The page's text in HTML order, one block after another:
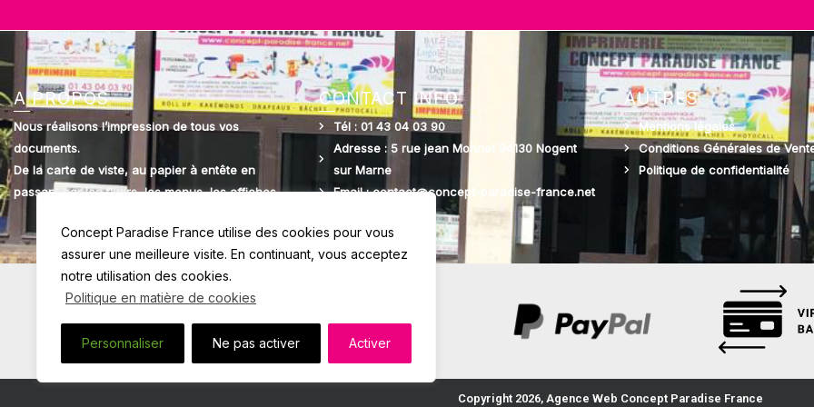
Concept Paradise France utilise des cookies pour vous
assurer une meilleure visite. En continuant, vous acceptez
notre utilisation des cookies.
Politique en matière de cookies
Personnaliser Ne pas activer Activer
A PROPOS
Nous réalisons l’impression de tous vos
documents.
De la carte de viste, au papier à entête en
passant par les flyers, les menus, les affiches…
CONTACT INFO
Tél : 01 43 04 03 90
Adresse : 5 rue jean Monnet 94130 Nogent
sur Marne
Email : contact@concept-paradise-france.net
AUTRES
Mentions légales
Conditions Générales de
Politique de confidentialité
Copyright 2026, Agence Web Concept Paradise France